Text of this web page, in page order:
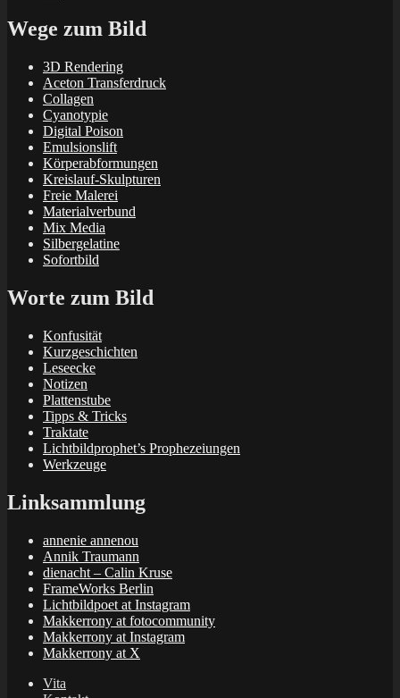
Wege zum Bild
3D Rendering
Aceton Transferdruck
Collagen
Cyanotypie
Digital Poison
Emulsionslift
Körperabformungen
Kreislauf-Skulpturen
Freie Malerei
Materialverbund
Mix Media
Silbergelatine
Sofortbild
Worte zum Bild
Konfusität
Kurzgeschichten
Leseecke
Notizen
Plattenstube
Tipps & Tricks
Traktate
Lichtbildprophet’s Prophezeiungen
Werkzeuge
Linksammlung
annenie annenou
Annik Traumann
dienacht – Calin Kruse
FrameWorks Berlin
Lichtbildpoet at Instagram
Makkerrony at fotocommunity
Makkerrony at Instagram
Makkerrony at X
Vita